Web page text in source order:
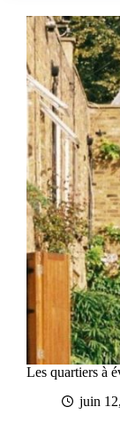
Les quartiers à
juin